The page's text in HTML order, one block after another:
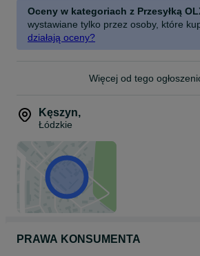
Oceny w kategoriach z Przesyłką
wystawiane tylko przez osoby, które
działają oceny?
Więcej od tego
Kęszyn,
Łódzkie
PRAWA KONSUMENTA